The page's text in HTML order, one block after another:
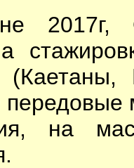
2017г,
(Каетаны,
на